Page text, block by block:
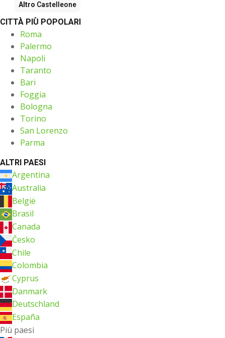
Altro Castelleone
CITTÀ PIÙ POPOLARI
Roma
Palermo
Napoli
Taranto
Bari
Foggia
Bologna
Torino
San Lorenzo
Parma
ALTRI PAESI
Argentina
Australia
België
Brasil
Canada
Česko
Chile
Colombia
Cyprus
Danmark
Deutschland
España
Più paesi